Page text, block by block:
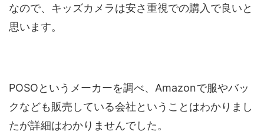
なので、キッズカメラは安さ重視での購入で良いと
思います。
POSOというメーカーを調べ、Amazonで服やバッ
クなども販売している会社ということはわかりまし
たが詳細はわかりませんでした。